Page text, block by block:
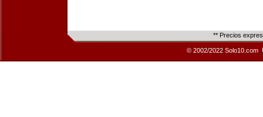
** Precios
© 2002/2022 Solo10.com